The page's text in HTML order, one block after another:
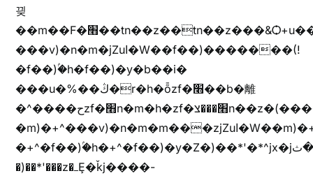
끶
��m��F�׫��tn��z��tn��z���&Ѻ+u��y�tn��z�(���i�b� h���v)�(!
���v)�n�m�jZuا�W��f��)�������(!
�f��)ۢ�h�f��)�y�b��i�
���u�%��ڭ�r�h�ȭzf�׫��b�離
�^����حzf�׫n�m�h�zf�׫���צn��z�(����i�b� h�m)�+^���v)�(!
�m)�+^���v)�n�m�m���zjZuا�W��m)�+^�f��)����zi����(!
�+^�f��)ۢ�h�+^�f��)�y�Z�)��*'�*^jx�jب�ثy�b�y^~֧�f���ܢZ+jx�jب��^y�7jx�jب�ץk-
�)��*'���z�ߺȨ�ǩj����-